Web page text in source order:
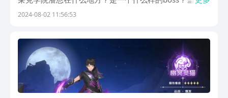
在看完之后才能明白这一方面的介绍，有兴趣的朋友就一
2024-08-02 11:56:53